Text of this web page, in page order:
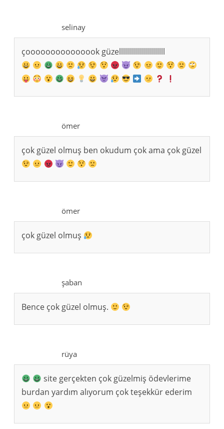
selinay
çooooooooooooook güzelllllllllllllllllllllll
ömer
çok güzel olmuş ben okudum çok ama çok güzel
ömer
çok güzel olmuş
şaban
Bence çok güzel olmuş.
rüya
site gerçekten çok güzelmiş ödevlerime
burdan yardım alıyorum çok teşekkür ederim